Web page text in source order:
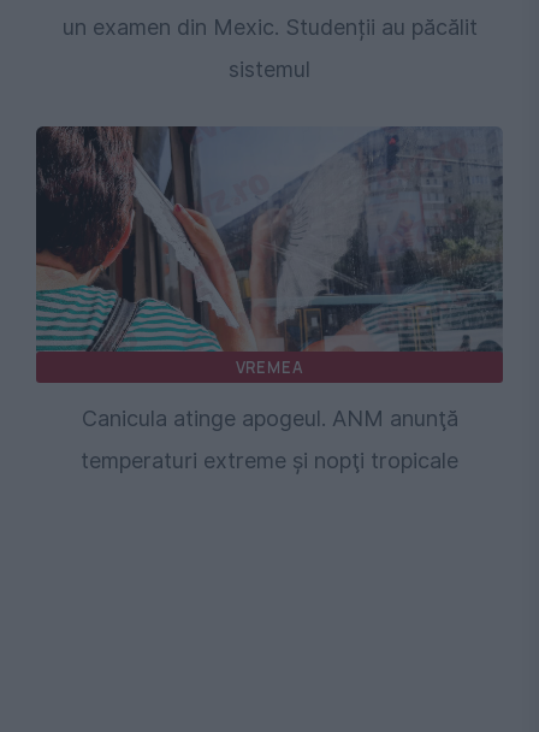
un examen din Mexic. Studenții au păcălit
sistemul
VREMEA
Canicula atinge apogeul. ANM anunţă
temperaturi extreme şi nopţi tropicale